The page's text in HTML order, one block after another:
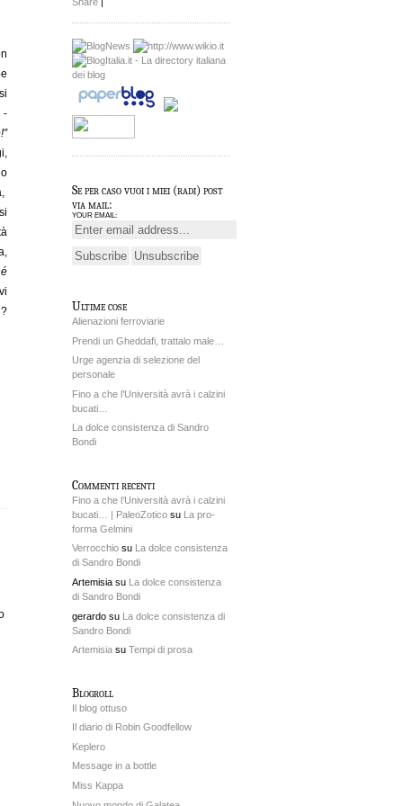
Se per caso vuoi i miei (radi) post
via mail:
YOUR EMAIL:
Ultime cose
Alienazioni ferroviarie
Prendi un Gheddafi, trattalo male…
Urge agenzia di selezione del
personale
Fino a che l’Università avrà i calzini
bucati…
La dolce consistenza di Sandro
Bondi
Commenti recenti
Fino a che l’Università avrà i calzini
bucati… | PaleoZotico su La pro-
forma Gelmini
Verrocchio su La dolce consistenza
di Sandro Bondi
Artemisia su La dolce consistenza
di Sandro Bondi
gerardo su La dolce consistenza di
Sandro Bondi
Artemisia su Tempi di prosa
Blogroll
Il blog ottuso
Il diario di Robin Goodfellow
Keplero
Message in a bottle
Miss Kappa